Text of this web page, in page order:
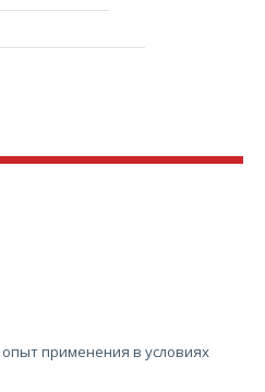
опыт применения в условиях